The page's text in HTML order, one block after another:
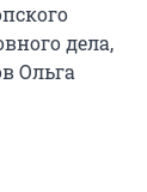
дела,
Ольга